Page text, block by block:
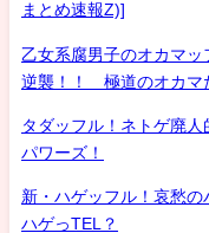
まとめ速報Z)]
乙女系腐男子のオカマ
逆襲！！ 極道のオカマ
タダッフル！ネトゲ廃
パワーズ！
新・ハゲッフル！哀愁の
ハゲっTEL？